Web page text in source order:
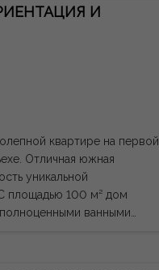
супермаркеты, рестораны,
услуги для
собой отличную
с высокой
не имеет юридической
И
квартире на первой
Отличная южная
уникальной
ванными